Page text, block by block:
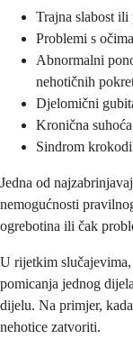
Trajna slabost
Problemi s
Abnormalni
nehotičnih
Djelomični
Kronična
Sindrom
Jedna od
nemogućnosti
ogrebotina ili čak
U rijetkim
pomicanja jednog
dijelu. Na primjer,
nehotice zatvoriti.